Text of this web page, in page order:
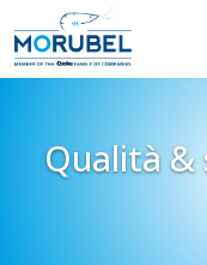
Qualità